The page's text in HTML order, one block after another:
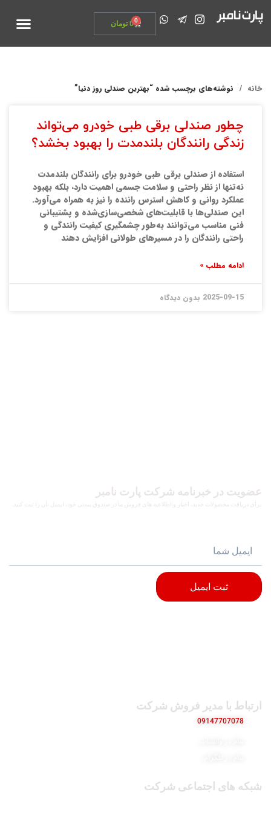
0 تومان 0
خانه نوشته‌های برچسب شده “بهترین صندلی روز دنیا”
چطور صندلی برقی طبی خودرو می‌تواند
زندگی رانندگان بلندمدت را بهبود بخشد؟
استفاده از صندلی برقی طبی خودرو برای رانندگان بلندمدت
نه‌تنها از نظر راحتی و سلامت جسمی اهمیت دارد، بلکه بهبود
عملکرد روانی و کاهش استرس راننده را نیز به همراه می‌آورد.
این صندلی‌ها با قابلیت‌های شخصی‌سازی‌شده و پشتیبانی
فنی مناسب می‌توانند به‌طور چشمگیری کیفیت رانندگی و
راحتی رانندگان را در مسیرهای طولانی افزایش دهند
ادامه مطلب »
2025-09-15 بدون دیدگاه
عضویت در خبرنامه شرکت پارت نامبر
برای دریافت محصولات جدید، اخبار و اطلاعیه های فروش ما در صندوق پستی خود، ایمیل تان را ثبت کنید.
ثبت ایمیل
ارتباط با مدیر فروش شرکت
09147707078
شبکه های اجتماعی شرکت